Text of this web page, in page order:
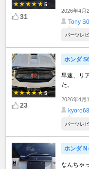
5
31
2026年4月
Tony
パーツレ
5
23
ホンダ
早速、リ
た。
2026年4月
パーツレ
ホンダ
なんちゃ